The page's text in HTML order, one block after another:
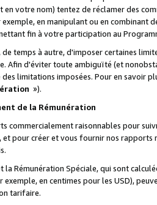
en votre nom) tentez de réclamer des
en manipulant ou en combinant
fin à votre participation au
de temps à autre, d'imposer certaines
Afin d'éviter toute ambiguïté (et
limitations imposées. Pour en savoir
»).
de la Rémunération
commercialement raisonnables pour
et pour créer et vous fournir nos
la Rémunération Spéciale, qui sont
exemple, en centimes pour les USD),
tarifaire.